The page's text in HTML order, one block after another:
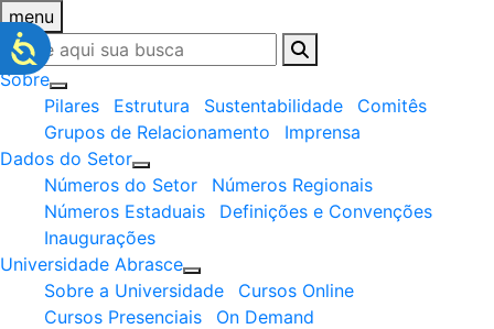
menu
Sobre
Pilares
Estrutura Sustentabilidade
Comitês
Grupos de Relacionamento
Imprensa
Dados do Setor
Números do Setor
Números Regionais
Números Estaduais
Definições e Convenções
Inaugurações
Universidade Abrasce
Sobre a Universidade
Cursos Online
Cursos Presenciais
On Demand